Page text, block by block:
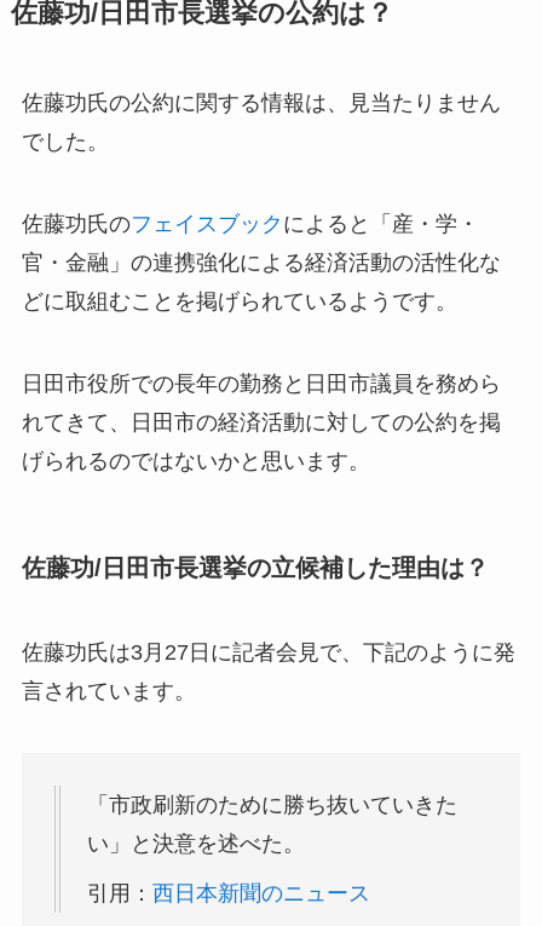
佐藤功/日田市長選挙の公約は？
佐藤功氏の公約に関する情報は、見当たりません
でした。
佐藤功氏のフェイスブック によると「産・学・
官・金融」の連携強化による経済活動の活性化な
どに取組むことを掲げられているようです。
日田市役所での長年の勤務と日田市議員を務めら
れてきて、日田市の経済活動に対しての公約を掲
げられるのではないかと思います。
佐藤功/日田市長選挙の立候補した理由は？
佐藤功氏は3月27日に記者会見で、下記のように発
言されています。
「 市政刷新のために勝ち抜いていきた
い 」と決意を述べた。
引用： 西日本新聞のニュース